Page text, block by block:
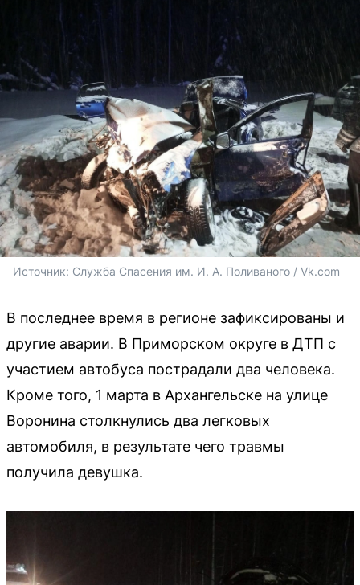
Источник: Служба Спасения им. И. А. Поливаного / Vk.com
В последнее время в регионе зафиксированы и
другие аварии. В Приморском округе в ДТП с
участием автобуса пострадали два человека.
Кроме того, 1 марта в Архангельске на улице
Воронина столкнулись два легковых
автомобиля, в результате чего травмы
получила девушка.